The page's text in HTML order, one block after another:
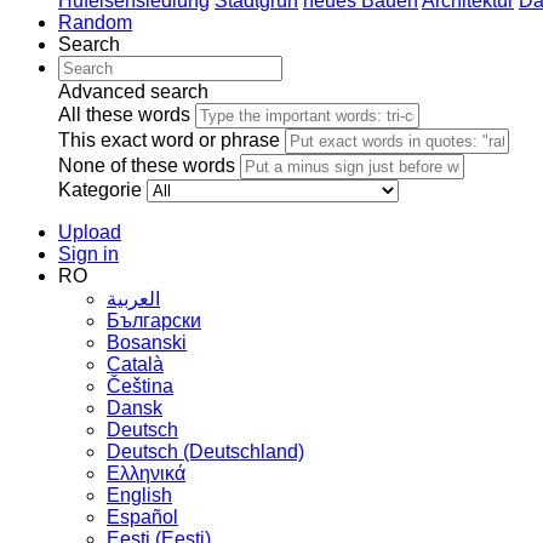
Random
Search
Advanced search
All these words
This exact word or phrase
None of these words
Kategorie
Upload
Sign in
RO
العربية
Български
Bosanski
Сatalà
Čeština
Dansk
Deutsch
Deutsch (Deutschland)
Ελληνικά
English
Español
Eesti (Eesti)